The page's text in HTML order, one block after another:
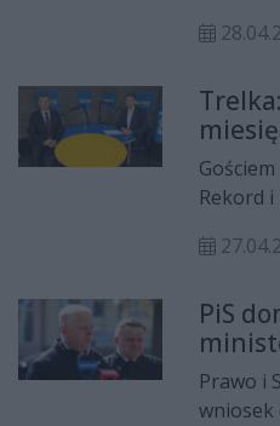
Rekord i
PiS
ludzi"
Prawo i
wniosek